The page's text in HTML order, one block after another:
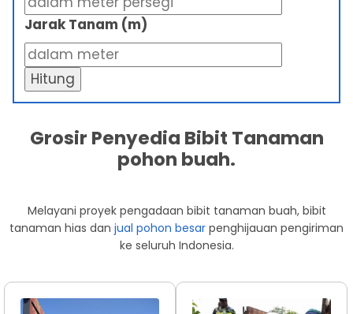
Jarak Tanam (m)
Hitung
Grosir Penyedia Bibit Tanaman
pohon buah.
Melayani proyek pengadaan bibit tanaman buah, bibit
tanaman hias dan jual pohon besar penghijauan pengiriman
ke seluruh Indonesia.